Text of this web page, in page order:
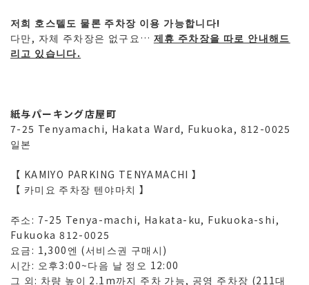
저희 호스텔도 물론 주차장 이용 가능합니다!
다만, 자체 주차장은 없구요… 제휴 주차장을 따로 안내해드
리고 있습니다.
紙与パーキング店屋町
7-25 Tenyamachi, Hakata Ward, Fukuoka, 812-0025
일본
【 KAMIYO PARKING TENYAMACHI】
【 카미요 주차장 텐야마치 】
주소: 7-25 Tenya-machi, Hakata-ku, Fukuoka-shi,
Fukuoka 812-0025
요금: 1,300엔 (서비스권 구매시)
시간: 오후3:00~다음 날 정오 12:00
그 외: 차량 높이 2.1m까지 주차 가능, 공영 주차장 (211대